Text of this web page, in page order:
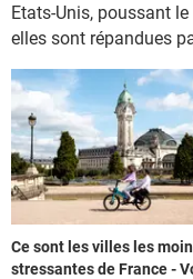
Etats-Unis, poussant
elles sont répandues
Ce sont les villes les
stressantes de France -